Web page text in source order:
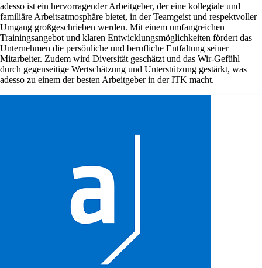
adesso ist ein hervorragender Arbeitgeber, der eine kollegiale und
familiäre Arbeitsatmosphäre bietet, in der Teamgeist und respektvoller
Umgang großgeschrieben werden. Mit einem umfangreichen
Trainingsangebot und klaren Entwicklungsmöglichkeiten fördert das
Unternehmen die persönliche und berufliche Entfaltung seiner
Mitarbeiter. Zudem wird Diversität geschätzt und das Wir-Gefühl
durch gegenseitige Wertschätzung und Unterstützung gestärkt, was
adesso zu einem der besten Arbeitgeber in der ITK macht.